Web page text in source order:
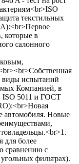
текстильных
которые в
салонного
виды испытаний
Компанией, в
ISO 5011 и ГОСТ
автомобиля. Новые
для более
сравнению с
фильтрах).